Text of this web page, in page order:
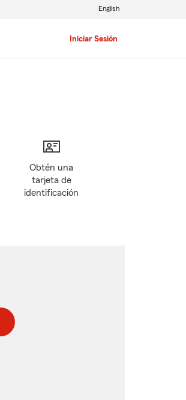
Iniciar Sesión
English
Obtén una
tarjeta de
identificación